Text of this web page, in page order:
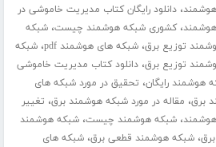
،دانلود رایگان کتاب مدیریت خاموشی در
،کشوری شبکه هوشمند چیست،شبکه
توزیع برق،شبکه های هوشمند pdf ،شبکه
توزیع برق،دانلود کتاب مدیریت خاموشی
هوشمند رایگان، تحقیق در مورد شبکه های
برق، مقاله در مورد شبکه هوشمند برق، تغییر
،شبکه هوشمند چیست،شبکه هوشمند
،شبکه هوشمند قطعی برق،شبکه های